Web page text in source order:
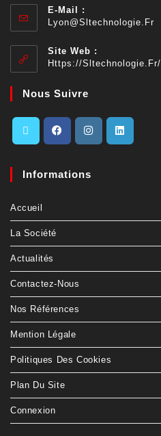
E-Mail :
Lyon@sltechnologie.fr
Site Web :
Https://sltechnologie.fr/
Nous Suivre
Informations
Accueil
La Société
Actualités
Contactez-Nous
Nos Références
Mention Légale
Politiques Des Cookies
Plan Du Site
Connexion